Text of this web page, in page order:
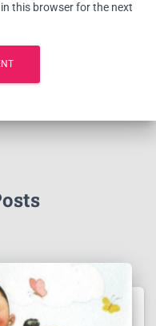
this browser for the next